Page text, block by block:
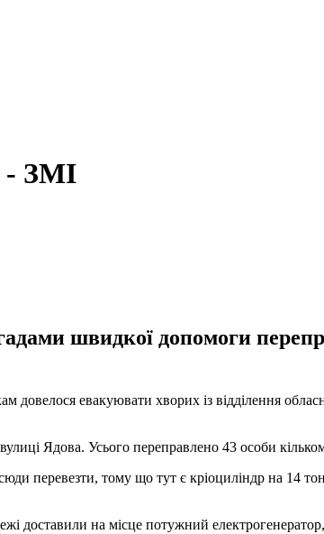
- ЗМІ
швидкої допомоги
довелося евакуювати хворих із відділення
Ядова. Усього переправлено 43 особи
перевезти, тому що тут є кріоциліндр на 14
доставили на місце потужний